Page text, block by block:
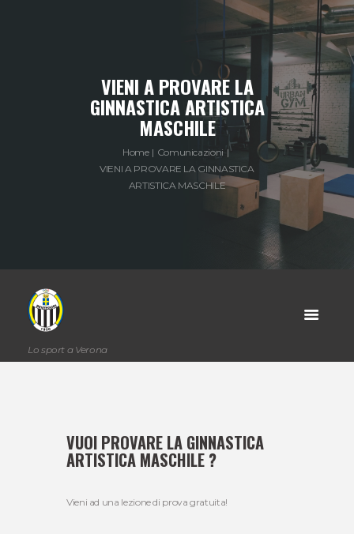
VIENI A PROVARE LA
GINNASTICA ARTISTICA
MASCHILE
Home
Comunicazioni
VIENI A PROVARE LA GINNASTICA
ARTISTICA MASCHILE
Lo sport a Verona
VUOI PROVARE LA GINNASTICA
ARTISTICA MASCHILE ?
Vieni ad una lezione di prova gratuita!